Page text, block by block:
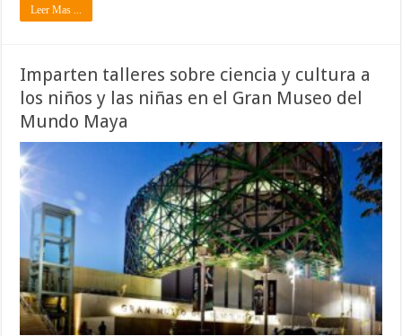
Leer Mas ...
Imparten talleres sobre ciencia y cultura a
los niños y las niñas en el Gran Museo del
Mundo Maya